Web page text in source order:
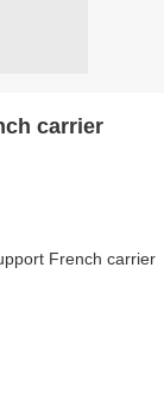
carrier